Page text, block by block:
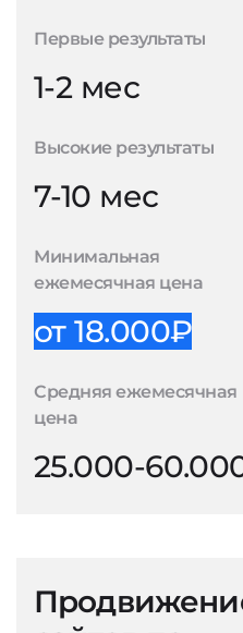
Первые результаты
1-2 мес
Высокие результаты
7-10 мес
Минимальная
ежемесячная цена
от 18.000₽
Средняя ежемесячная
цена
25.000-